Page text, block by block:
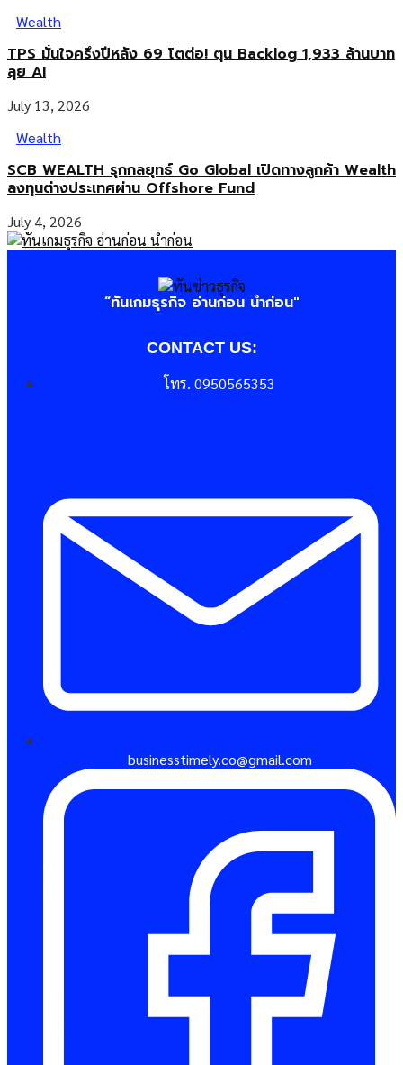
Wealth
TPS มั่นใจครึ่งปีหลัง 69 โตต่อ! ตุน Backlog 1,933 ล้านบาท
ลุย AI
July 13, 2026
Wealth
SCB WEALTH รุกกลยุทธ์ Go Global เปิดทางลูกค้า Wealth
ลงทุนต่างประเทศผ่าน Offshore Fund
July 4, 2026
“ทันเกมธุรกิจ อ่านก่อน นำก่อน"
CONTACT US:
โทร. 0950565353
businesstimely.co@gmail.com